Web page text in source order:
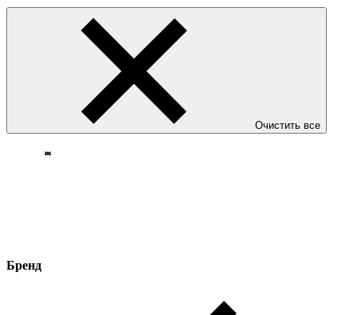
Очистить все
Бренд